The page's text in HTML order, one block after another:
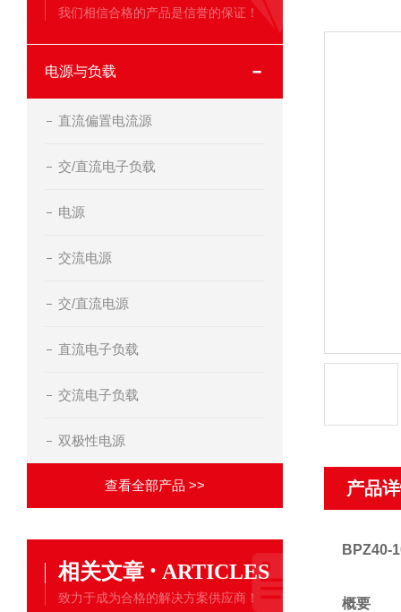
我们相信合格的产品是信誉的保证！
电源与负载
直流偏置电流源
交/直流电子负载
电源
交流电源
交/直流电源
直流电子负载
交流电子负载
双极性电源
查看全部产品 >>
相关文章 · ARTICLES
致力于成为合格的解决方案供应商！
产品
BPZ40-
概要